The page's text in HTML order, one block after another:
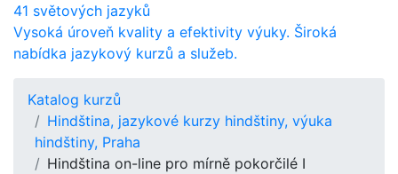
41 světových jazyků
Vysoká úroveň kvality a efektivity výuky. Široká
nabídka jazykový kurzů a služeb.
Katalog kurzů
Hindština, jazykové kurzy hindštiny, výuka
hindštiny, Praha
Hindština on-line pro mírně pokorčilé I